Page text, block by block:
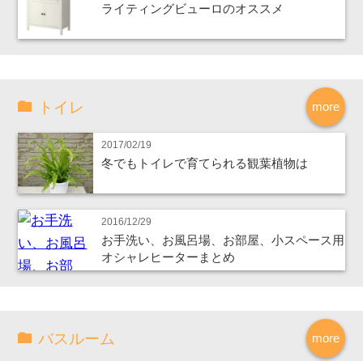
ライティングビューロのオススメ
more
トイレ
2017/02/19
冬でもトイレで育てられる観葉植物は
2016/12/29
お手洗い、お風呂場、お部屋、小スペース用
オシャレヒーターまとめ
more
バスルーム